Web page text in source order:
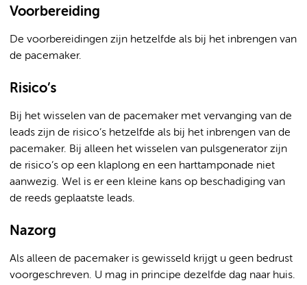
Voorbereiding
De voorbereidingen zijn hetzelfde als bij het inbrengen van
de pacemaker.
Risico’s
Bij het wisselen van de pacemaker met vervanging van de
leads zijn de risico’s hetzelfde als bij het inbrengen van de
pacemaker. Bij alleen het wisselen van pulsgenerator zijn
de risico’s op een klaplong en een harttamponade niet
aanwezig. Wel is er een kleine kans op beschadiging van
de reeds geplaatste leads.
Nazorg
Als alleen de pacemaker is gewisseld krijgt u geen bedrust
voorgeschreven. U mag in principe dezelfde dag naar huis.